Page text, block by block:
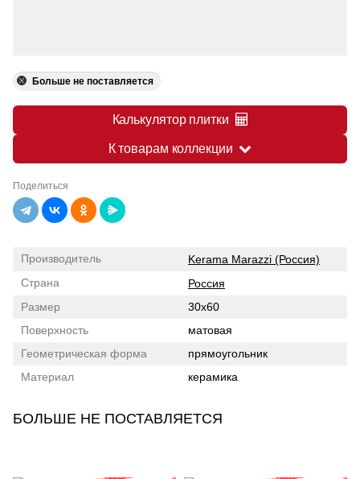
Больше не поставляется
Калькулятор плитки
К товарам коллекции
Поделиться
Производитель
Kerama Marazzi (Россия)
Страна
Россия
Размер
30x60
Поверхность
матовая
Геометрическая форма
прямоугольник
Материал
керамика
БОЛЬШЕ НЕ ПОСТАВЛЯЕТСЯ